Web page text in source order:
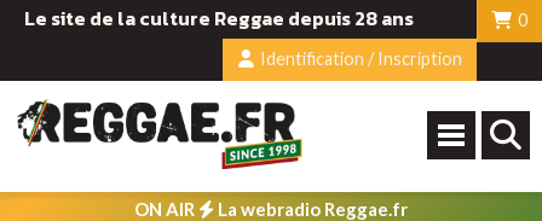
Le site de la culture Reggae depuis 28 ans
0
Identification / Inscription
ON AIR La webradio Reggae.fr